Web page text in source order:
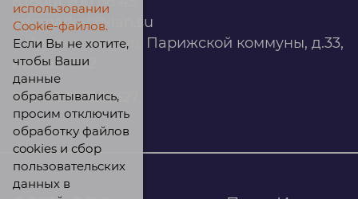
infomarket@ilan.su
г. Красноярск, ул. Парижской коммуны, д.33,
помещ. 302
ИНН: 2465263327
использовании
Cookie-файлов.
Если Вы не хотите,
чтобы Ваши
данные
обрабатывались,
просим отключить
обработку файлов
cookies и сбор
пользовательских
данных в